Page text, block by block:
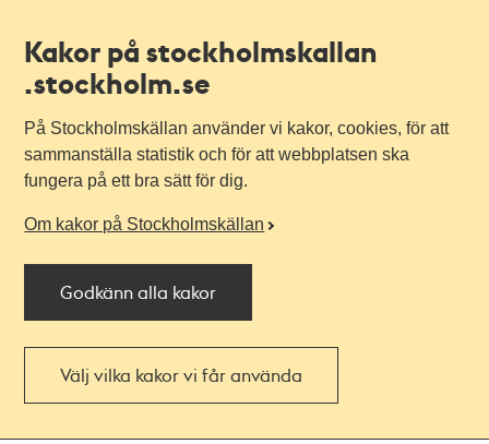
Kakor på stockholmskallan
.stockholm.se
På Stockholmskällan använder vi kakor, cookies, för att
sammanställa statistik och för att webbplatsen ska
fungera på ett bra sätt för dig.
Om kakor på Stockholmskällan
Godkänn alla kakor
Välj vilka kakor vi får använda